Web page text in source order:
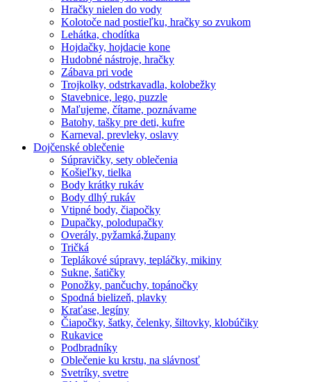
Hračky nielen do vody
Kolotoče nad postieľku, hračky so zvukom
Lehátka, chodítka
Hojdačky, hojdacie kone
Hudobné nástroje, hračky
Zábava pri vode
Trojkolky, odstrkavadla, kolobežky
Stavebnice, lego, puzzle
Maľujeme, čítame, poznávame
Batohy, tašky pre deti, kufre
Karneval, prevleky, oslavy
Dojčenské oblečenie
Súpravičky, sety oblečenia
Košieľky, tielka
Body krátky rukáv
Body dlhý rukáv
Vtipné body, čiapočky
Dupačky, polodupačky
Overály, pyžamká,župany
Tričká
Teplákové súpravy, tepláčky, mikiny
Sukne, šatičky
Ponožky, pančuchy, topánočky
Spodná bielizeň, plavky
Kraťase, legíny
Čiapočky, šatky, čelenky, šiltovky, klobúčiky
Rukavice
Podbradníky
Oblečenie ku krstu, na slávnosť
Svetríky, svetre